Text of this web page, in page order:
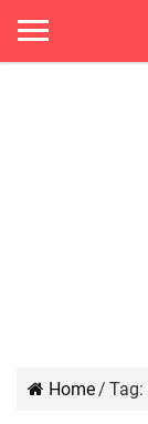
Home/ Tag: